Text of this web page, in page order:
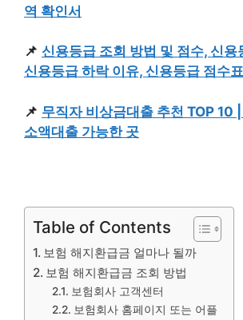
역 확인서
📌 신용등급 조회 방법 및 점수, 신용
신용등급 하락 이유, 신용등급 점수표
📌 무직자 비상금대출 추천 TOP 10
소액대출 가능한 곳
Table of Contents
보험 해지환급금 얼마나 될까
보험 해지환급금 조회 방법
보험회사 고객센터
보험회사 홈페이지 또는 어플